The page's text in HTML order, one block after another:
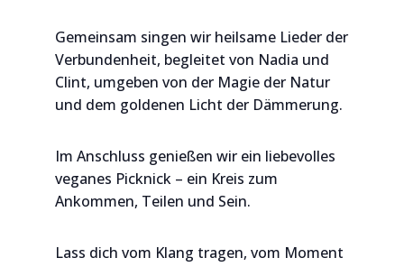
Gemeinsam singen wir heilsame Lieder der
Verbundenheit, begleitet von Nadia und
Clint, umgeben von der Magie der Natur
und dem goldenen Licht der Dämmerung.
Im Anschluss genießen wir ein liebevolles
veganes Picknick – ein Kreis zum
Ankommen, Teilen und Sein.
Lass dich vom Klang tragen, vom Moment